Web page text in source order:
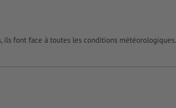
ils font face à toutes les conditions météorologiques.